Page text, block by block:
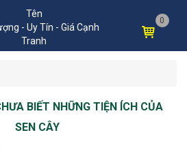
Tên
- Uy Tín - Giá Cạnh
Tranh
0
BIẾT NHỮNG TIỆN ÍCH CỦA
SEN CÂY